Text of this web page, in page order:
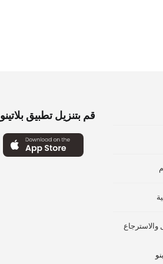
قم بتنزيل تطبيق بلاتينو
والاسترجاع